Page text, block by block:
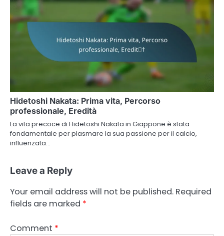
Hidetoshi Nakata: Prima vita, Percorso
professionale, Eredità
La vita precoce di Hidetoshi Nakata in Giappone è stata
fondamentale per plasmare la sua passione per il calcio,
influenzata…
Leave a Reply
Your email address will not be published. Required
fields are marked *
Comment *